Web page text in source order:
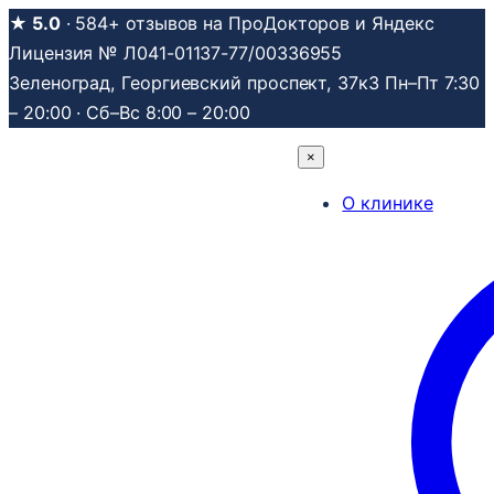
Перейти
к
содержимому
★ 5.0· 584+ отзывов на ПроДокторов и Яндекс
Лицензия № Л041-01137-77/00336955
Зеленоград, Георгиевский проспект, 37к3 Пн–Пт 7:30
– 20:00 · Сб–Вс 8:00 – 20:00
×
О клинике